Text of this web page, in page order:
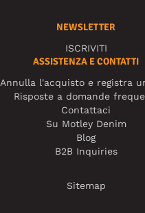
NEWSLETTER
ISCRIVITI
ASSISTENZA E CONTATTI
Annulla l'acquisto e registra
Risposte a domande
Contattaci
Su Motley Denim
Blog
B2B Inquiries
Sitemap